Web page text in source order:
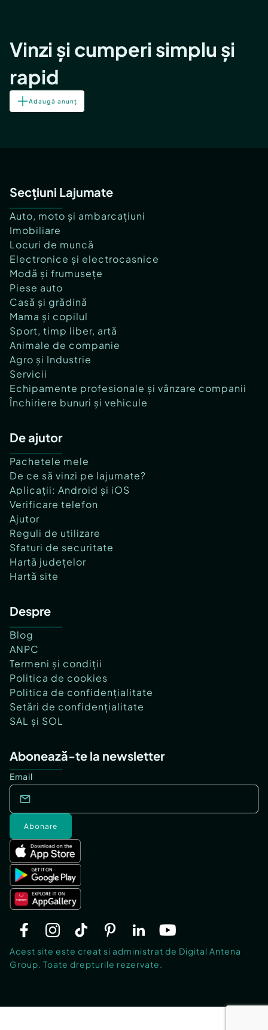
Vinzi și cumperi simplu și
rapid
Adaugă anunț
Secțiuni Lajumate
Auto, moto și ambarcațiuni
Imobiliare
Locuri de muncă
Electronice și electrocasnice
Modă și frumusețe
Piese auto
Casă și grădină
Mama și copilul
Sport, timp liber, artă
Animale de companie
Agro și Industrie
Servicii
Echipamente profesionale și vânzare companii
Închiriere bunuri și vehicule
De ajutor
Pachetele mele
De ce să vinzi pe lajumate?
Aplicații: Android și iOS
Verificare telefon
Ajutor
Reguli de utilizare
Sfaturi de securitate
Hartă județelor
Hartă site
Despre
Blog
ANPC
Termeni și condiții
Politica de cookies
Politica de confidențialitate
Setări de confidențialitate
SAL și SOL
Abonează-te la newsletter
Email
Abonare
Acest site este creat si administrat de Digital Antena
Group. Toate drepturile rezervate.